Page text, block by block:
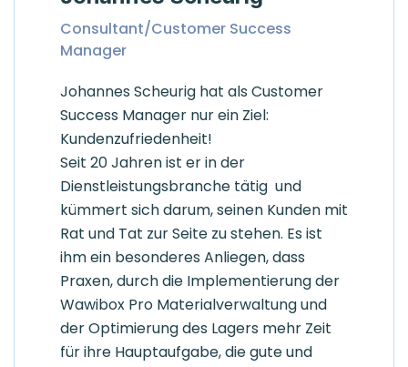
Consultant/Customer Success
Manager
Johannes Scheurig hat als Customer
Success Manager nur ein Ziel:
Kundenzufriedenheit!
Seit 20 Jahren ist er in der
Dienstleistungsbranche tätig und
kümmert sich darum, seinen Kunden mit
Rat und Tat zur Seite zu stehen. Es ist
ihm ein besonderes Anliegen, dass
Praxen, durch die Implementierung der
Wawibox Pro Materialverwaltung und
der Optimierung des Lagers mehr Zeit
für ihre Hauptaufgabe, die gute und